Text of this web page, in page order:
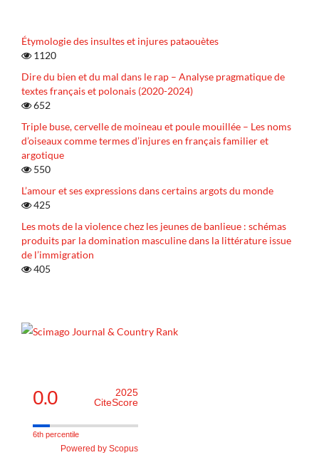
Étymologie des insultes et injures pataouètes
1120
Dire du bien et du mal dans le rap – Analyse pragmatique de
textes français et polonais (2020-2024)
652
Triple buse, cervelle de moineau et poule mouillée – Les noms
d’oiseaux comme termes d’injures en français familier et
argotique
550
L’amour et ses expressions dans certains argots du monde
425
Les mots de la violence chez les jeunes de banlieue : schémas
produits par la domination masculine dans la littérature issue
de l’immigration
405
0.0
2025
CiteScore
6th percentile
Powered by Scopus